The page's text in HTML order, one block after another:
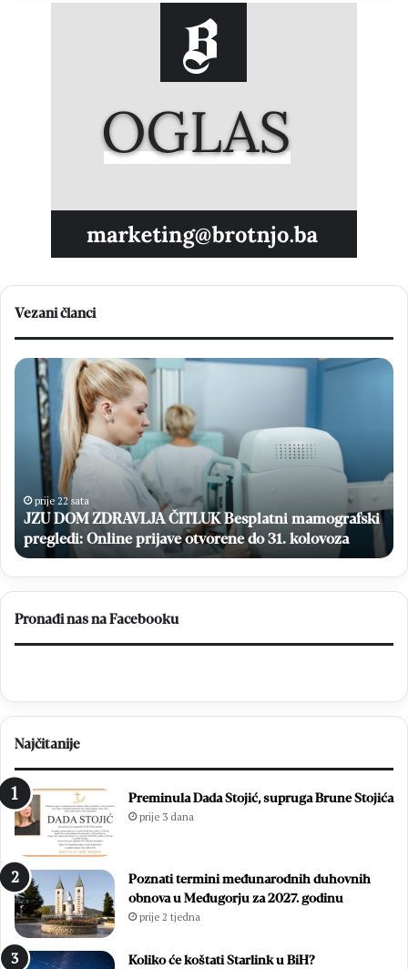
Vezani članci
Geodeti
iz
Građevinskog
školskog
centra
Mostar
obilježili
40
godina
mature
prije 1 dan
Geodeti iz Građevinskog školskog centra
obilježili 40 godina mature
Pronađi nas na Facebooku
Najčitanije
Preminula Dada Stojić, supruga Brune Stojića
prije 3 dana
Poznati termini međunarodnih duhovnih
obnova u Međugorju za 2027. godinu
prije 2 tjedna
Koliko će koštati Starlink u BiH?